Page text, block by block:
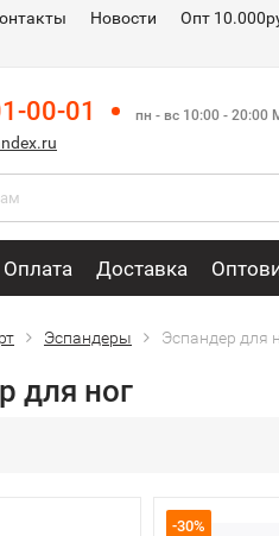
Новости
Опт
00-01 пн - вс 10:00 -
Оплата Доставка
Эспандеры Эспандер для
для ног
-30%